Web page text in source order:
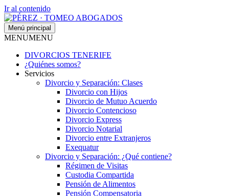
Ir al contenido
Menú principal
MENUMENU
DIVORCIOS TENERIFE
¿Quiénes somos?
Servicios
Divorcio y Separación: Clases
Divorcio con Hijos
Divorcio de Mutuo Acuerdo
Divorcio Contencioso
Divorcio Express
Divorcio Notarial
Divorcio entre Extranjeros
Exequatur
Divorcio y Separación: ¿Qué contiene?
Régimen de Visitas
Custodia Compartida
Pensión de Alimentos
Pensión Compensatoria